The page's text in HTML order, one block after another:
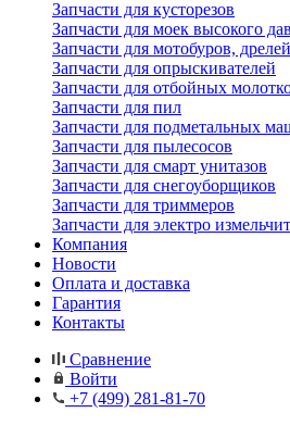
Запчасти для кусторезов
Запчасти для моек высокого
Запчасти для мотобуров,
Запчасти для опрыскивателей
Запчасти для отбойных
Запчасти для пил
Запчасти для подметальных
Запчасти для пылесосов
Запчасти для смарт унитазов
Запчасти для снегоуборщиков
Запчасти для триммеров
Запчасти для электро
Компания
Новости
Оплата и доставка
Гарантия
Контакты
Сравнение
Войти
+7 (499) 281-81-70